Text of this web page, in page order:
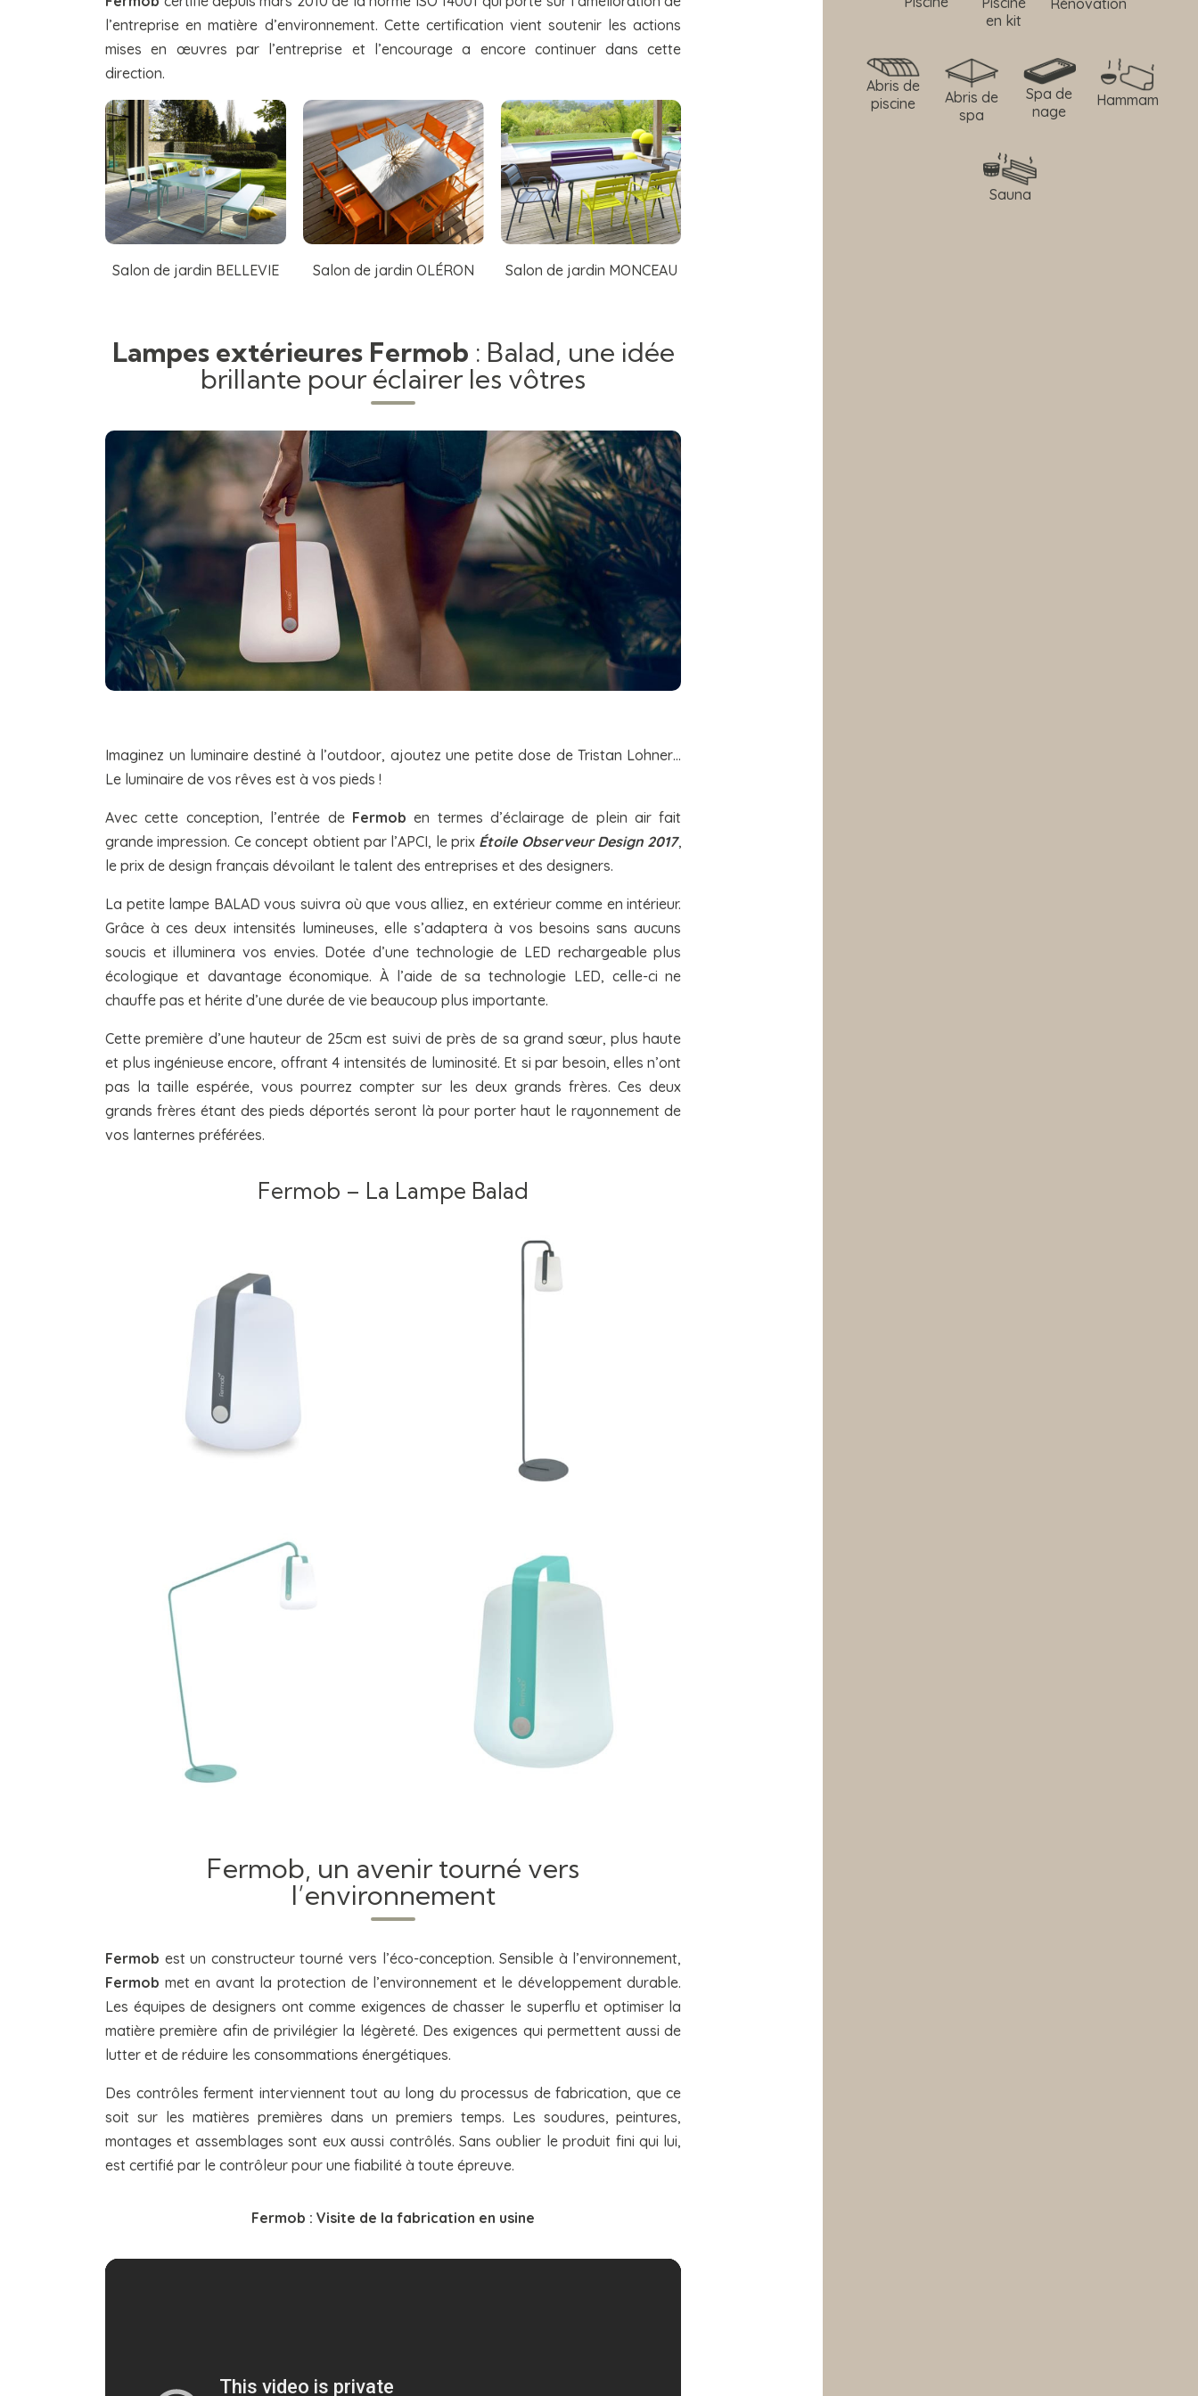
l’entreprise en matière d’environnement. Cette certification vient soutenir les actions
mises en œuvres par l’entreprise et l’encourage a encore continuer dans cette
direction.
Salon de jardin BELLEVIE Salon de jardin OLÉRON Salon de jardin MONCEAU
Lampes extérieures Fermob : Balad, une idée
brillante pour éclairer les vôtres
Imaginez un luminaire destiné à l’outdoor, ajoutez une petite dose de Tristan Lohner…
Le luminaire de vos rêves est à vos pieds !
Avec cette conception, l’entrée de Fermob en termes d’éclairage de plein air fait
grande impression. Ce concept obtient par l’APCI, le prix Étoile Observeur Design 2017,
le prix de design français dévoilant le talent des entreprises et des designers.
La petite lampe BALAD vous suivra où que vous alliez, en extérieur comme en intérieur.
Grâce à ces deux intensités lumineuses, elle s’adaptera à vos besoins sans aucuns
soucis et illuminera vos envies. Dotée d’une technologie de LED rechargeable plus
écologique et davantage économique. À l’aide de sa technologie LED, celle-ci ne
chauffe pas et hérite d’une durée de vie beaucoup plus importante.
Cette première d’une hauteur de 25cm est suivi de près de sa grand sœur, plus haute
et plus ingénieuse encore, offrant 4 intensités de luminosité. Et si par besoin, elles n’ont
pas la taille espérée, vous pourrez compter sur les deux grands frères. Ces deux
grands frères étant des pieds déportés seront là pour porter haut le rayonnement de
vos lanternes préférées.
Fermob – La Lampe Balad
Fermob, un avenir tourné vers
l’environnement
Fermob est un constructeur tourné vers l’éco-conception. Sensible à l’environnement,
Fermob met en avant la protection de l’environnement et le développement durable.
Les équipes de designers ont comme exigences de chasser le superflu et optimiser la
matière première afin de privilégier la légèreté. Des exigences qui permettent aussi de
lutter et de réduire les consommations énergétiques.
Des contrôles ferment interviennent tout au long du processus de fabrication, que ce
soit sur les matières premières dans un premiers temps. Les soudures, peintures,
montages et assemblages sont eux aussi contrôlés. Sans oublier le produit fini qui lui,
est certifié par le contrôleur pour une fiabilité à toute épreuve.
Fermob : Visite de la fabrication en usine
en kit
Rénovation
Abris de
piscine
Abris de
spa
Spa de
nage
Hammam
Sauna